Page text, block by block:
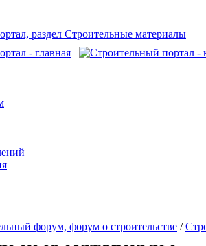
форум, форум о строительстве /